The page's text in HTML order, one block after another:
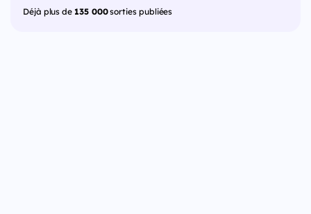
Déjà plus de 135 000sorties publiées